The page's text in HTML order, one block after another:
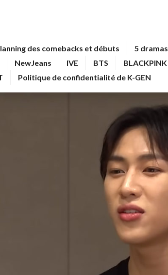
des comebacks et débuts
5 dramas
NewJeans IVE BTS
BLACKPINK
Politique de confidentialité de K-GEN